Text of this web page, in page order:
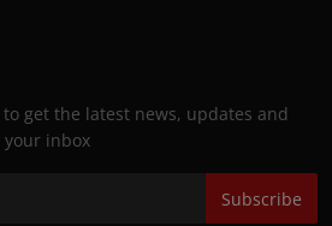
get the latest news, updates and
inbox
Subscribe